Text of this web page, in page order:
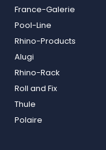
France-Galerie
Pool-Line
Rhino-Products
Alugi
Rhino-Rack
Roll and Fix
Thule
Polaire